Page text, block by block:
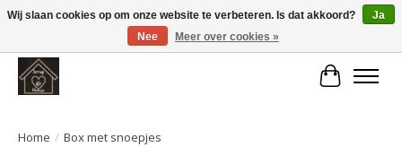
Large selection of products and fast shipping!
Home / Box met snoepjes
Wij slaan cookies op om onze website te verbeteren. Is dat akkoord?
Ja
Nee
Meer over cookies »